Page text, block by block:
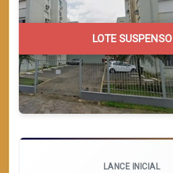
LOTE SUSPENSO
LANCE INICIAL